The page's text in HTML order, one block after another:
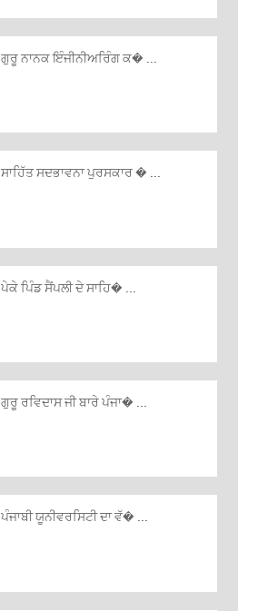
ਗੁਰੂ ਨਾਨਕ ਇੰਜੀਨੀਅਰਿੰਗ ਕ� ...
ਸਾਹਿੱਤ ਸਦਭਾਵਨਾ ਪੁਰਸਕਾਰ � ...
ਪੇਕੇ ਪਿੰਡ ਸੈਂਪਲੀ ਦੇ ਸਾਹਿ� ...
ਗੁਰੂ ਰਵਿਦਾਸ ਜੀ ਬਾਰੇ ਪੰਜਾ� ...
ਪੰਜਾਬੀ ਯੂਨੀਵਰਸਿਟੀ ਦਾ ਵੱ� ...